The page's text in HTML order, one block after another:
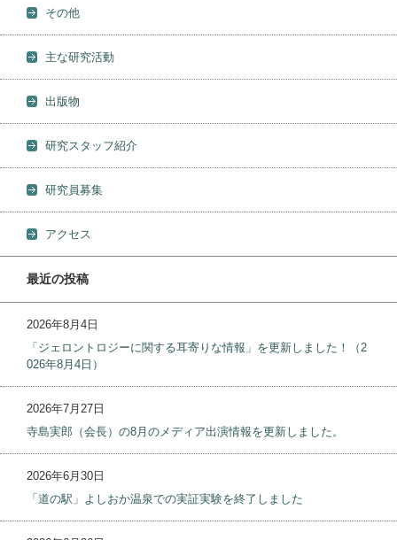
その他
主な研究活動
出版物
研究スタッフ紹介
研究員募集
アクセス
最近の投稿
2026年8月4日
「ジェロントロジーに関する耳寄りな情報」を更新しました！（2
026年8月4日）
2026年7月27日
寺島実郎（会長）の8月のメディア出演情報を更新しました。
2026年6月30日
「道の駅」よしおか温泉での実証実験を終了しました